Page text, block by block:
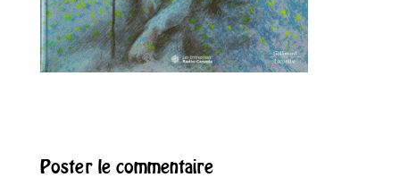
Poster le commentaire